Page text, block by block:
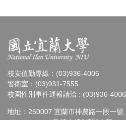
:::
校安值勤專線：(03)936-4006
警衛室：(03)931-7555
校園性別事件通報請洽 : (03)936-4006
地址：260007 宜蘭市神農路一段一號